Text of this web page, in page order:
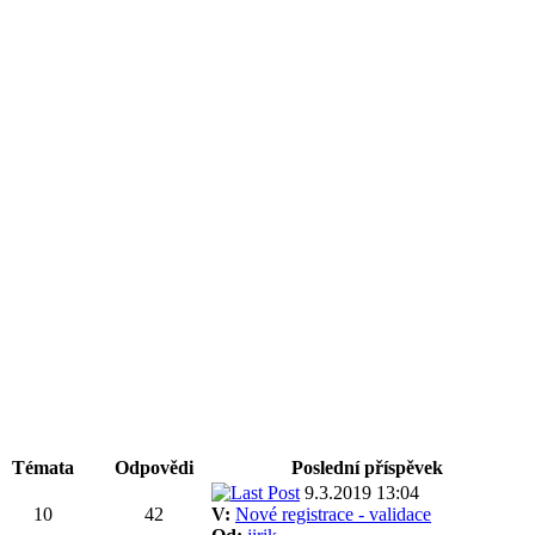
Témata Odpovědi Poslední příspěvek
10 42
9.3.2019 13:04
V: Nové registrace - validace